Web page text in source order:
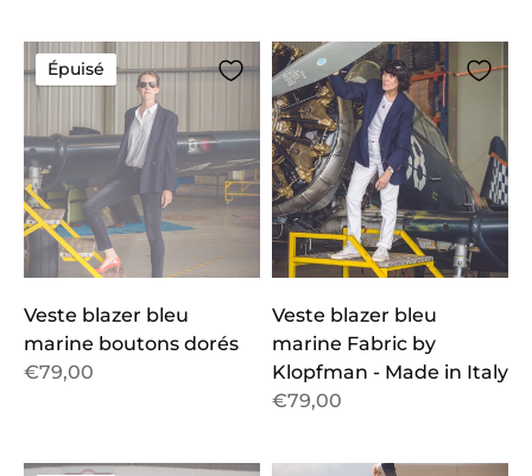
Épuisé
Veste blazer bleu
marine boutons dorés
€79,00
Veste blazer bleu
marine Fabric by
Klopfman - Made in Italy
€79,00